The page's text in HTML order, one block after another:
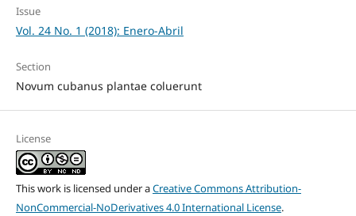
Issue
Vol. 24 No. 1 (2018): Enero-Abril
Section
Novum cubanus plantae coluerunt
License
This work is licensed under aCreative Commons Attribution-
NonCommercial-NoDerivatives 4.0 International License.